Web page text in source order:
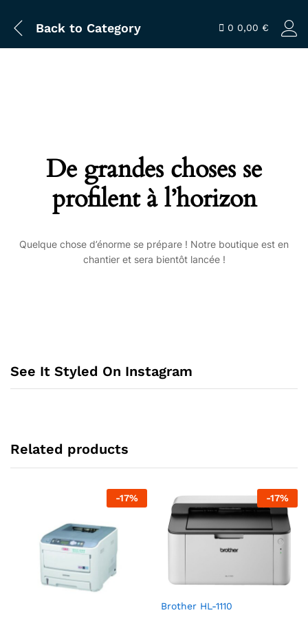
Back to Category 0 0,00 €
De grandes choses se
profilent à l’horizon
Quelque chose d’énorme se prépare ! Notre boutique est en
chantier et sera bientôt lancée !
See It Styled On Instagram
Related products
-17% -17%
Brother HL-1110